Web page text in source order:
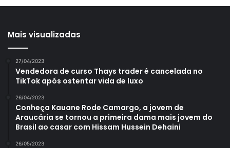
Mais visualizadas
27/04/2023
Vendedora de curso Thays trader é cancelada no
TikTok após ostentar vida de luxo
26/04/2023
Conheça Kauane Rode Camargo, a jovem de
Araucária se tornou a primeira dama mais jovem do
Brasil ao casar com Hissam Hussein Dehaini
26/05/2023